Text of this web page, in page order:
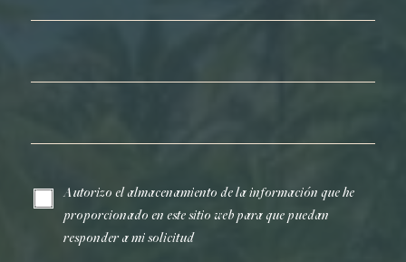
Autorizo el almacenamiento de la información que he
proporcionado en este sitio web para que puedan
responder a mi solicitud